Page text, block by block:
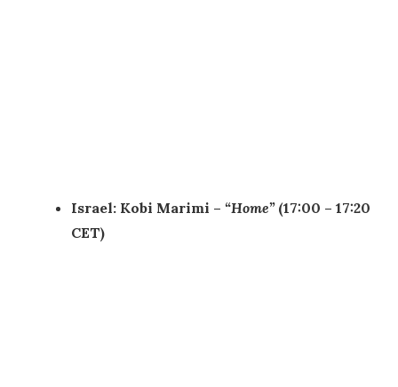
Israel: Kobi Marimi – “Home”(17:00 – 17:20
CET)